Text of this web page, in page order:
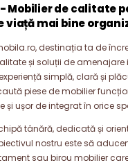
Mobilier de calitate
viață mai bine
destinația ta de
și soluții de amenajare
simplă, clară și
piese de mobilier
și ușor de integrat în orice
tânără, dedicată și
nostru este să
sau birou mobilier